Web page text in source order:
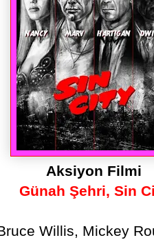
Aksiyon Filmi
Günah Şehri, Sin
Willis, Mickey